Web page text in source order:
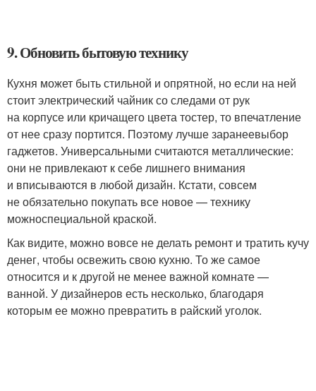
9. Обновить бытовую технику
Кухня может быть стильной и опрятной, но если на ней
стоит электрический чайник со следами от рук
на корпусе или кричащего цвета тостер, то впечатление
от нее сразу портится. Поэтому лучше заранеевыбор
гаджетов. Универсальными считаются металлические:
они не привлекают к себе лишнего внимания
и вписываются в любой дизайн. Кстати, совсем
не обязательно покупать все новое — технику
можноспециальной краской.
Как видите, можно вовсе не делать ремонт и тратить кучу
денег, чтобы освежить свою кухню. То же самое
относится и к другой не менее важной комнате —
ванной. У дизайнеров есть несколько, благодаря
которым ее можно превратить в райский уголок.